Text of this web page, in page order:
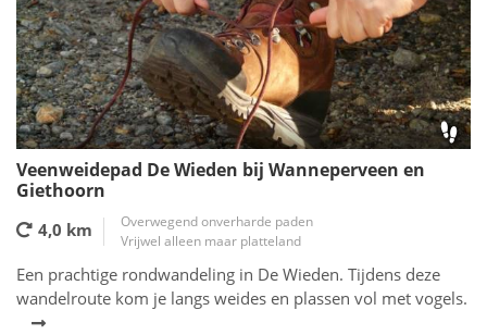
Veenweidepad De Wieden bij Wanneperveen en
Giethoorn
4,0 km
Overwegend onverharde paden
Vrijwel alleen maar platteland
Een prachtige rondwandeling in De Wieden. Tijdens deze
wandelroute kom je langs weides en plassen vol met vogels.